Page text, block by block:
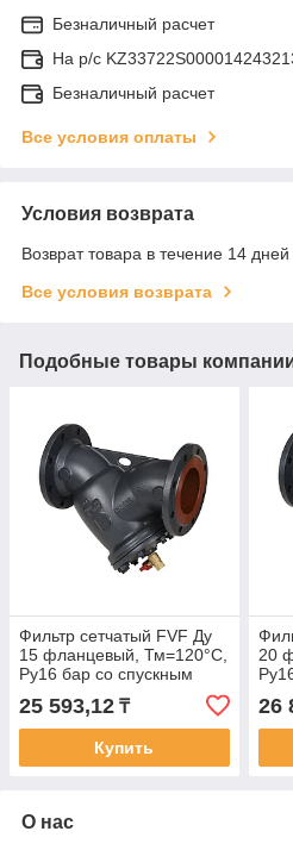
Безналичный расчет
На р/c
Безналичный расчет
Все условия оплаты
Условия возврата
Возврат товара в течение 14
Все условия возврата
Подобные товары
Фильтр сетчатый FVF Ду
15 фланцевый, Тм=120°С,
Ру16 бар со спускным
25 593,12 ₸
Купить
20
26
О нас